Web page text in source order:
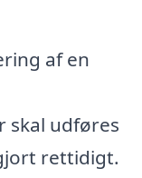
af en
skal udføres
rettidigt.